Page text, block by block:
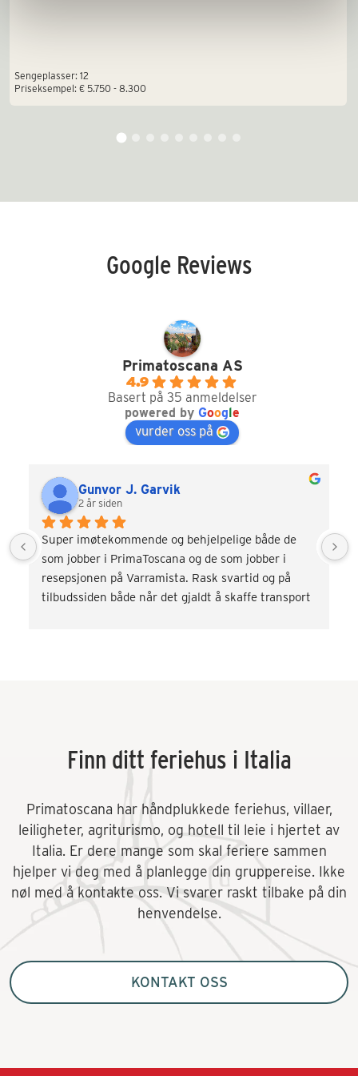
Sengeplasser: 12
Priseksempel: € 5.750 - 8.300
Google Reviews
Primatoscana AS
4.9
Basert på 35 anmeldelser
powered by Google
vurder oss på
Gunvor J. Garvik
2 år siden
Super imøtekommende og behjelpelige både de
som jobber i PrimaToscana og de som jobber i
resepsjonen på Varramista. Rask svartid og på
tilbudssiden både når det gjaldt å skaffe transport
Finn ditt feriehus i Italia
Primatoscana har håndplukkede feriehus, villaer,
leiligheter, agriturismo, og hotell til leie i hjertet av
Italia. Er dere mange som skal feriere sammen
hjelper vi deg med å planlegge din gruppereise. Ikke
nøl med å kontakte oss. Vi svarer raskt tilbake på din
henvendelse.
KONTAKT OSS